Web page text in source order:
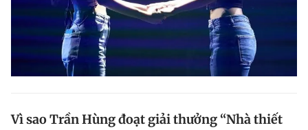
Vì sao Trần Hùng đoạt giải thưởng “Nhà thiết